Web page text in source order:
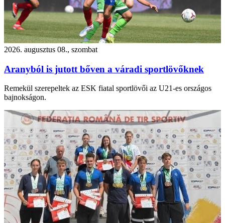
2026. augusztus 08., szombat
Aranyból is jutott bőven a váradi sportlövőknek
Remekül szerepeltek az ESK fiatal sportlövői az U21-es országos
bajnokságon.